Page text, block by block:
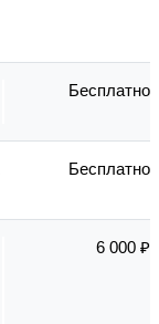
Бесплатно
Бесплатно
6 000 ₽